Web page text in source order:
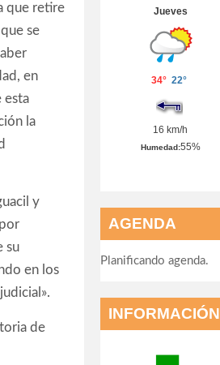
que retire
se
en
esta
la
y
su
en los
de
AGENDA
Planificando agenda.
INFORMACIÓN